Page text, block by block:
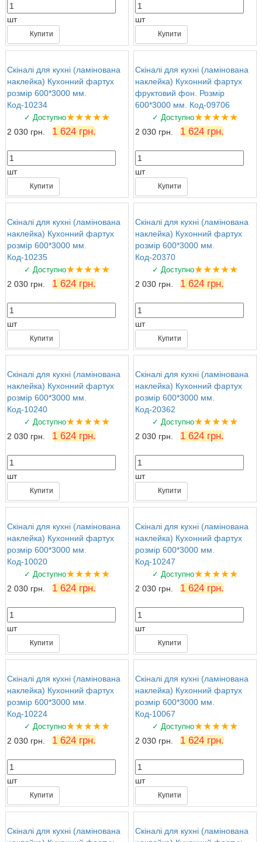
шт
Купити
шт
Купити
Скіналі для кухні (ламінована
наклейка) Кухонний фартух
розмір 600*3000 мм.
Код-10234
✓ Доступно★★★★★
2 030 грн. 1 624 грн.
шт
Купити
Скіналі для кухні (ламінована
наклейка) Кухонний фартух
фруктовий фон. Розмір
600*3000 мм. Код-09706
✓ Доступно★★★★★
2 030 грн. 1 624 грн.
шт
Купити
Скіналі для кухні (ламінована
наклейка) Кухонний фартух
розмір 600*3000 мм.
Код-10235
✓ Доступно★★★★★
2 030 грн. 1 624 грн.
шт
Купити
Скіналі для кухні (ламінована
наклейка) Кухонний фартух
розмір 600*3000 мм.
Код-20370
✓ Доступно★★★★★
2 030 грн. 1 624 грн.
шт
Купити
Скіналі для кухні (ламінована
наклейка) Кухонний фартух
розмір 600*3000 мм.
Код-10240
✓ Доступно★★★★★
2 030 грн. 1 624 грн.
шт
Купити
Скіналі для кухні (ламінована
наклейка) Кухонний фартух
розмір 600*3000 мм.
Код-20362
✓ Доступно★★★★★
2 030 грн. 1 624 грн.
шт
Купити
Скіналі для кухні (ламінована
наклейка) Кухонний фартух
розмір 600*3000 мм.
Код-10020
✓ Доступно★★★★★
2 030 грн. 1 624 грн.
шт
Купити
Скіналі для кухні (ламінована
наклейка) Кухонний фартух
розмір 600*3000 мм.
Код-10247
✓ Доступно★★★★★
2 030 грн. 1 624 грн.
шт
Купити
Скіналі для кухні (ламінована
наклейка) Кухонний фартух
розмір 600*3000 мм.
Код-10224
✓ Доступно★★★★★
2 030 грн. 1 624 грн.
шт
Купити
Скіналі для кухні (ламінована
наклейка) Кухонний фартух
розмір 600*3000 мм.
Код-10067
✓ Доступно★★★★★
2 030 грн. 1 624 грн.
шт
Купити
Скіналі для кухні (ламінована
Скіналі для кухні (ламінована